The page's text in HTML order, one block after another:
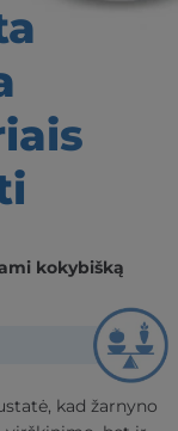
kokybišką
kad žarnyno